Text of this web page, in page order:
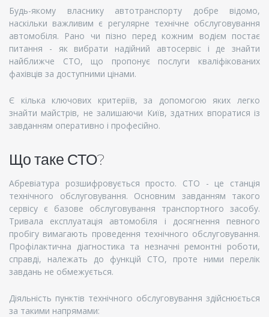
Будь-якому власнику автотранспорту добре відомо,
наскільки важливим є регулярне технічне обслуговування
автомобіля. Рано чи пізно перед кожним водієм постає
питання - як вибрати надійний автосервіс і де знайти
найближче СТО, що пропонує послуги кваліфікованих
фахівців за доступними цінами.
Є кілька ключових критеріїв, за допомогою яких легко
знайти майстрів, не залишаючи Київ, здатних впоратися із
завданням оперативно і професійно.
Що таке СТО?
Абревіатура розшифровується просто. СТО - це станція
технічного обслуговування. Основним завданням такого
сервісу є базове обслуговування транспортного засобу.
Тривала експлуатація автомобіля і досягнення певного
пробігу вимагають проведення технічного обслуговування.
Профілактична діагностика та незначні ремонтні роботи,
справді, належать до функцій СТО, проте ними перелік
завдань не обмежується.
Діяльність пунктів технічного обслуговування здійснюється
за такими напрямами: